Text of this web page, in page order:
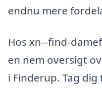
endnu mere
Hos xn--find-
en nem oversigt
i Finderup. Tag